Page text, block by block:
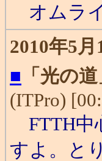
オムラ
2010年5
■ 「光の
(ITPro)
FTTH中
すよ。と